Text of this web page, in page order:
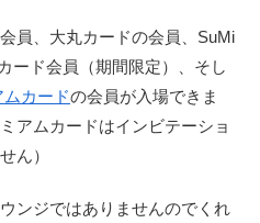
員、大丸カードの会員、SuMi
ード会員（期間限定）、そし
カードの会員が入場できま
アムカードはインビテーショ
ん）
ンジではありませんのでくれ